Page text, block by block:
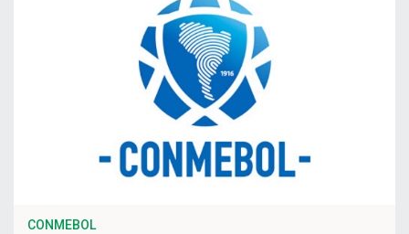
CONMEBOL